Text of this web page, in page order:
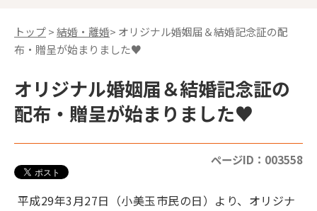
トップ>結婚・離婚> オリジナル婚姻届＆結婚記念証の配
布・贈呈が始まりました♥
オリジナル婚姻届＆結婚記念証の
配布・贈呈が始まりました♥
ページID：003558
平成29年3月27日（小美玉市民の日）より、オリジナ